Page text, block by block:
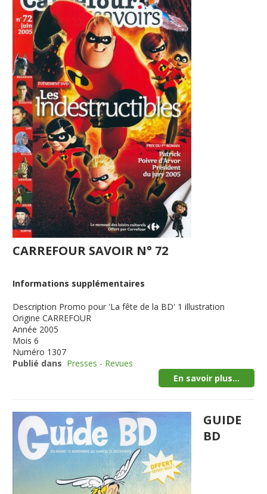
CARREFOUR SAVOIR N° 72
Informations supplémentaires
Description Promo pour 'La fête de la BD' 1 illustration
Origine CARREFOUR
Année 2005
Mois 6
Numéro 1307
Publié dans Presses - Revues
En savoir plus...
GUIDE
BD